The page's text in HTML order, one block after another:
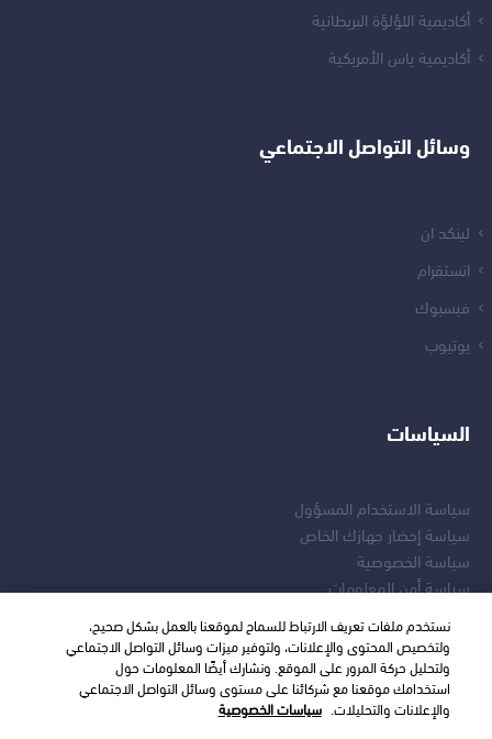
أكاديمية اللؤلؤة البريطانية
أكاديمية ياس الأمريكية
وسائل التواصل الاجتماعي
لينكد ان
انستقرام
فيسبوك
يوتيوب
السياسات
سياسة الاستخدام المسؤول
سياسة إحضار جهازك الخاص
سياسة الخصوصية
سياسة أمن المعلومات
نستخدم ملفات تعريف الارتباط للسماح لموقعنا بالعمل بشكل صحيح،
ولتخصيص المحتوى والإعلانات، ولتوفير ميزات وسائل التواصل الاجتماعي
ولتحليل حركة المرور على الموقع. ونشارك أيضًا المعلومات حول
استخدامك موقعنا مع شركائنا على مستوى وسائل التواصل الاجتماعي
والإعلانات والتحليلات. سياسات الخصوصية